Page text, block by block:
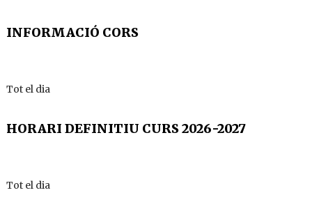
INFORMACIÓ CORS
Tot el dia
HORARI DEFINITIU CURS 2026-2027
Tot el dia